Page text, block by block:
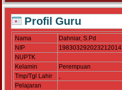
Profil Guru
Nama
Dahniar, S.Pd
NIP
198303292023212014
NUPTK
Kelamin
Perempuan
Tmp/Tgl Lahir
,
Pelajaran